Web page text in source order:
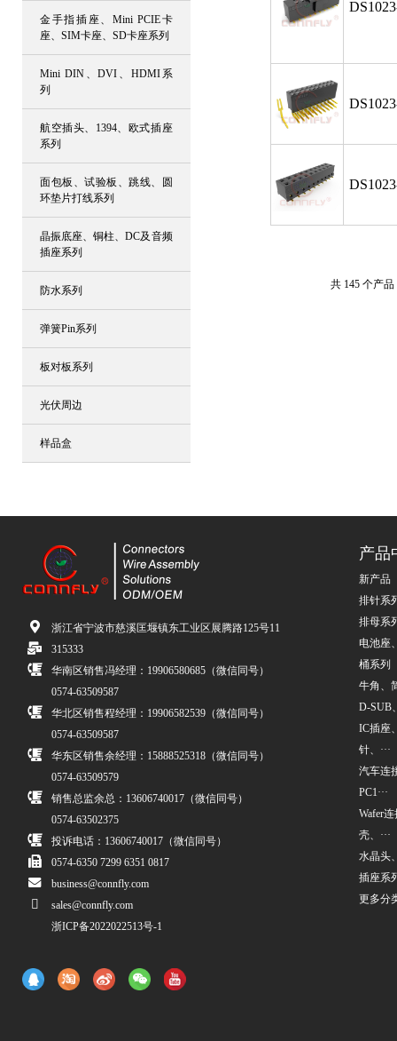
金手指插座、Mini PCIE卡
座、SIM卡座、SD卡座系列
Mini DIN、DVI、HDMI系
列
航空插头、1394、欧式插座
系列
面包板、试验板、跳线、圆
环垫片打线系列
晶振底座、铜柱、DC及音频
插座系列
防水系列
弹簧Pin系列
板对板系列
光伏周边
样品盒
共 145 个产品
浙江省宁波市慈溪匡堰镇东工业区展腾路125号11
315333
华南区销售冯经理：19906580685（微信同号）
0574-63509587
华北区销售程经理：19906582539（微信同号）
0574-63509587
华东区销售余经理：15888525318（微信同号）
0574-63509579
销售总监余总：13606740017（微信同号）
0574-63502375
投诉电话：13606740017（微信同号）
0574-6350 7299 6351 0817
business@connfly.com
sales@connfly.com
浙ICP备2022022513号-1
产品
新产品
排针系
排母系
电池座
桶系列
牛角、
D-SUB
IC插座
针、···
汽车连
PC1···
Wafer
壳、···
水晶头
插座系
更多分